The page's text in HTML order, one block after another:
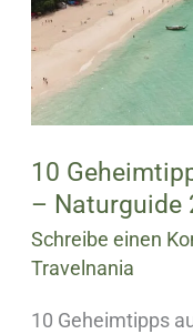
10
– Naturguide
Schreibe einen
Travelnania
10 Geheimtipps
–
Naturguide
2026